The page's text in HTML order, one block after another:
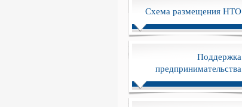
Схема размещения НТО
Поддержка
предпринимательства